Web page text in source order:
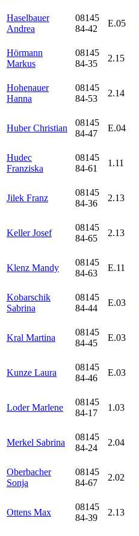
Haselbauer
Andrea
08145
84-42
E.05
Hörmann
Markus
08145
84-35
2.15
Hohenauer
Hanna
08145
84-53
2.14
Huber Christian
08145
84-47
E.04
Hudec
Franziska
08145
84-61
1.11
Jilek Franz
08145
84-36
2.13
Keller Josef
08145
84-65
2.13
Klenz Mandy
08145
84-63
E.11
Kobarschik
Sabrina
08145
84-44
E.03
Kral Martina
08145
84-45
E.03
Kunze Laura
08145
84-46
E.03
Loder Marlene
08145
84-17
1.03
Merkel Sabrina
08145
84-24
2.04
Oberbacher
Sonja
08145
84-67
2.02
Ottens Max
08145
84-39
2.13